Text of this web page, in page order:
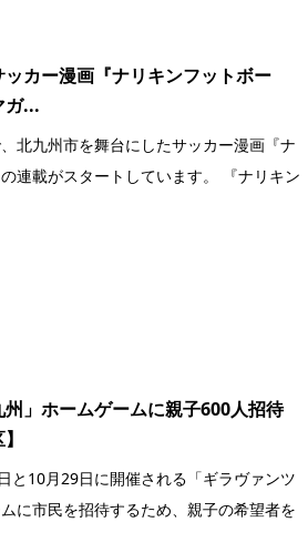
カー漫画『ナリキンフットボー
...
北九州市を舞台にしたサッカー漫画『ナ
連載がスタートしています。 『ナリキン
州」ホームゲームに親子600人招待
と10月29日に開催される「ギラヴァンツ
に市民を招待するため、親子の希望者を